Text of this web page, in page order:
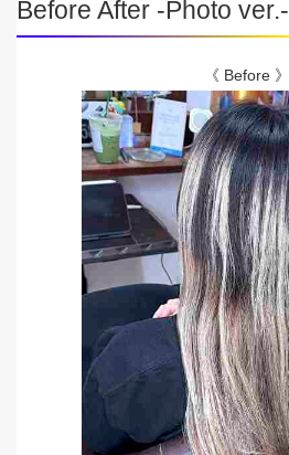
Before After -Photo ver.-
《 Before 》